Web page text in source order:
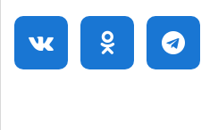
земельного массива